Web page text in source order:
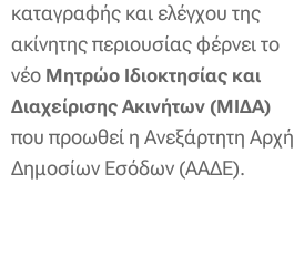
καταγραφής και ελέγχου της
ακίνητης περιουσίας φέρνει το
νέο Μητρώο Ιδιοκτησίας και
Διαχείρισης Ακινήτων (ΜΙΔΑ)
που προωθεί η Ανεξάρτητη Αρχή
Δημοσίων Εσόδων (ΑΑΔΕ).